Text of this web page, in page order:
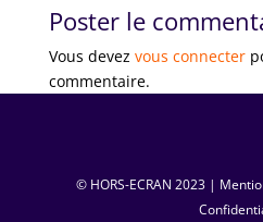
Poster le
Vous devez vous connecter
commentaire.
© HORS-ECRAN ‏ 2023|